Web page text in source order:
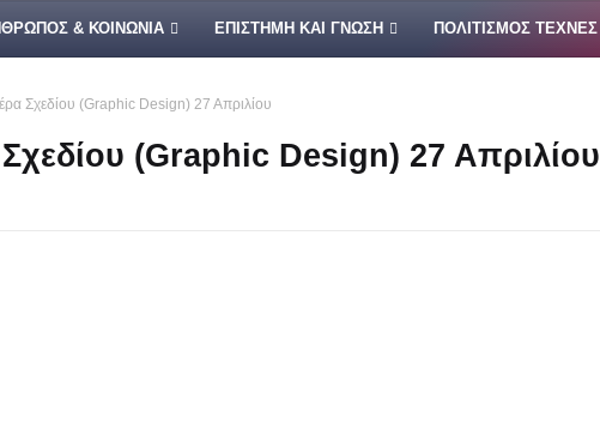
& ΚΟΙΝΩΝΙΑ ΕΠΙΣΤΗΜΗ ΚΑΙ ΓΝΩΣΗ ΠΟΛΙΤΙΣΜΟΣ ΤΕΧΝΕΣ
Σχεδίου (Graphic Design) 27 Απριλίου
(Graphic Design) 27 Απριλίου